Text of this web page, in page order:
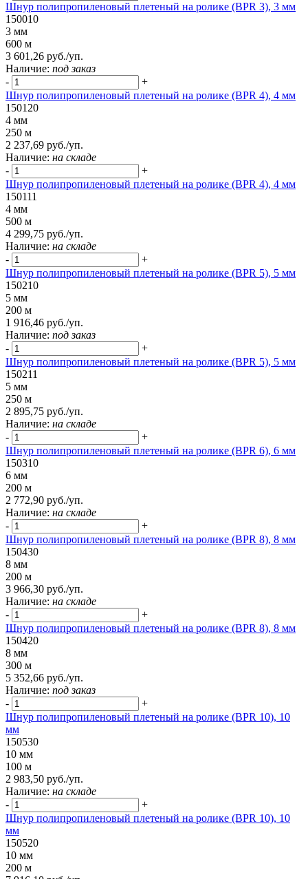
Шнур полипропиленовый плетеный на ролике (BPR 3), 3 мм
150010
3 мм
600 м
3 601,26 руб./уп.
Наличие: под заказ
-
+
Шнур полипропиленовый плетеный на ролике (BPR 4), 4 мм
150120
4 мм
250 м
2 237,69 руб./уп.
Наличие: на складе
-
+
Шнур полипропиленовый плетеный на ролике (BPR 4), 4 мм
150111
4 мм
500 м
4 299,75 руб./уп.
Наличие: на складе
-
+
Шнур полипропиленовый плетеный на ролике (BPR 5), 5 мм
150210
5 мм
200 м
1 916,46 руб./уп.
Наличие: под заказ
-
+
Шнур полипропиленовый плетеный на ролике (BPR 5), 5 мм
150211
5 мм
250 м
2 895,75 руб./уп.
Наличие: на складе
-
+
Шнур полипропиленовый плетеный на ролике (BPR 6), 6 мм
150310
6 мм
200 м
2 772,90 руб./уп.
Наличие: на складе
-
+
Шнур полипропиленовый плетеный на ролике (BPR 8), 8 мм
150430
8 мм
200 м
3 966,30 руб./уп.
Наличие: на складе
-
+
Шнур полипропиленовый плетеный на ролике (BPR 8), 8 мм
150420
8 мм
300 м
5 352,66 руб./уп.
Наличие: под заказ
-
+
Шнур полипропиленовый плетеный на ролике (BPR 10), 10
мм
150530
10 мм
100 м
2 983,50 руб./уп.
Наличие: на складе
-
+
Шнур полипропиленовый плетеный на ролике (BPR 10), 10
мм
150520
10 мм
200 м